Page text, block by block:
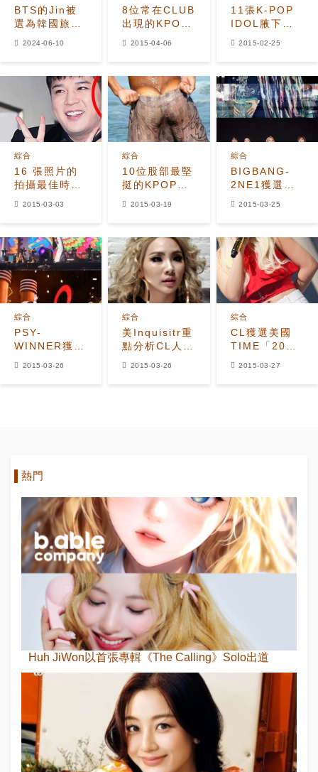
BTS的Jin被
選為韓國旅遊
2024-06-10
8位常在CLUB
出現的KPOP
2015-04-06
11張K-POP
IDOL腋下滿
2015-02-25
16 張照片的
拍攝最佳時刻,
綜合
2015-03-03
10位股部最堅
挺的KPOP男
綜合
2015-03-19
BIGBANG-
2NE1獲選
50人」 證明
全球巨星地位
綜合
2015-03-25
PSY-
WINNER獲中
綜合
2015-03-26
美Inquisitr重
點分析CL人生
綜合
2015-03-26
CL獲選美國
TIME「2015
綜合
2015-03-27
熱門
Huh JiWon以首張專輯《The Calling》Solo出道